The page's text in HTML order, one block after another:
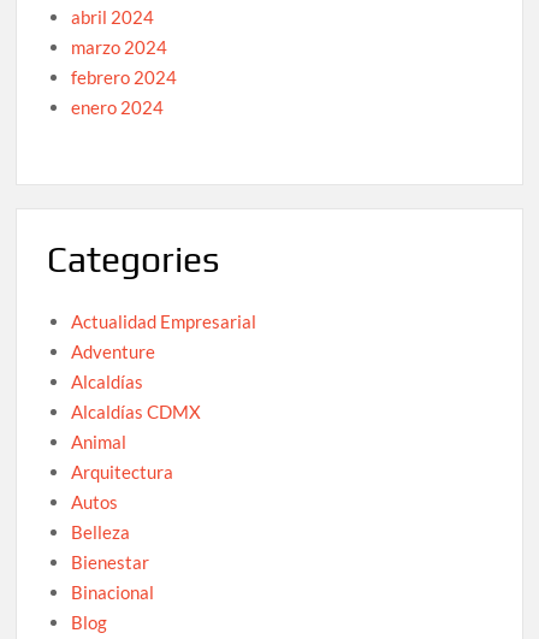
abril 2024
marzo 2024
febrero 2024
enero 2024
Categories
Actualidad Empresarial
Adventure
Alcaldías
Alcaldías CDMX
Animal
Arquitectura
Autos
Belleza
Bienestar
Binacional
Blog